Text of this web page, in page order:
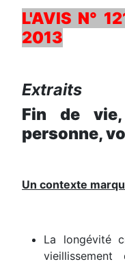
L'AVIS N°
2013
Extraits
Fin de
personne,
Un contexte
La longévité